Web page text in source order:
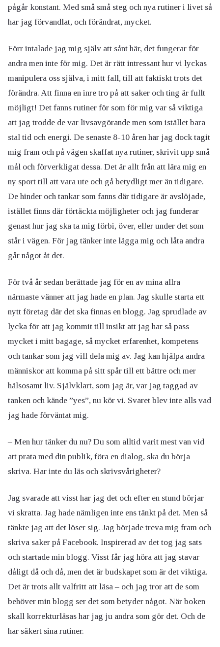
pågår konstant. Med små små steg och nya rutiner i livet så
har jag förvandlat, och förändrat, mycket.
Förr intalade jag mig själv att sånt här, det fungerar för
andra men inte för mig. Det är rätt intressant hur vi lyckas
manipulera oss själva, i mitt fall, till att faktiskt trots det
förändra. Att finna en inre tro på att saker och ting är fullt
möjligt! Det fanns rutiner för som för mig var så viktiga
att jag trodde de var livsavgörande men som istället bara
stal tid och energi. De senaste 8-10 åren har jag dock tagit
mig fram och på vägen skaffat nya rutiner, skrivit upp små
mål och förverkligat dessa. Det är allt från att lära mig en
ny sport till att vara ute och gå betydligt mer än tidigare.
De hinder och tankar som fanns där tidigare är avslöjade,
istället finns där förtäckta möjligheter och jag funderar
genast hur jag ska ta mig förbi, över, eller under det som
står i vägen. För jag tänker inte lägga mig och låta andra
går något åt det.
För två år sedan berättade jag för en av mina allra
närmaste vänner att jag hade en plan. Jag skulle starta ett
nytt företag där det ska finnas en blogg. Jag sprudlade av
lycka för att jag kommit till insikt att jag har så pass
mycket i mitt bagage, så mycket erfarenhet, kompetens
och tankar som jag vill dela mig av. Jag kan hjälpa andra
människor att komma på sitt spår till ett bättre och mer
hälsosamt liv. Självklart, som jag är, var jag taggad av
tanken och kände ”yes”, nu kör vi. Svaret blev inte alls vad
jag hade förväntat mig.
– Men hur tänker du nu? Du som alltid varit mest van vid
att prata med din publik, föra en dialog, ska du börja
skriva. Har inte du läs och skrivsvårigheter?
Jag svarade att visst har jag det och efter en stund börjar
vi skratta. Jag hade nämligen inte ens tänkt på det. Men så
tänkte jag att det löser sig. Jag började treva mig fram och
skriva saker på Facebook. Inspirerad av det tog jag sats
och startade min blogg. Visst får jag höra att jag stavar
dåligt då och då, men det är budskapet som är det viktiga.
Det är trots allt valfritt att läsa – och jag tror att de som
behöver min blogg ser det som betyder något. När boken
skall korrekturläsas har jag ju andra som gör det. Och de
har säkert sina rutiner.